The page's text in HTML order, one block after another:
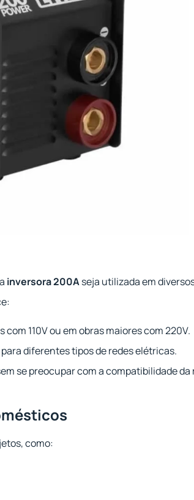
inversora 200Aseja utilizada em
110V ou em obras maiores com 220V.
diferentes tipos de redes elétricas.
se preocupar com a compatibilidade da
como: